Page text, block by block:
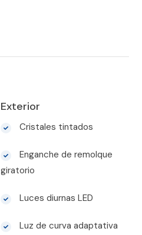
Exterior
Cristales tintados
Enganche de remolque
giratorio
Luces diurnas LED
Luz de curva adaptativa